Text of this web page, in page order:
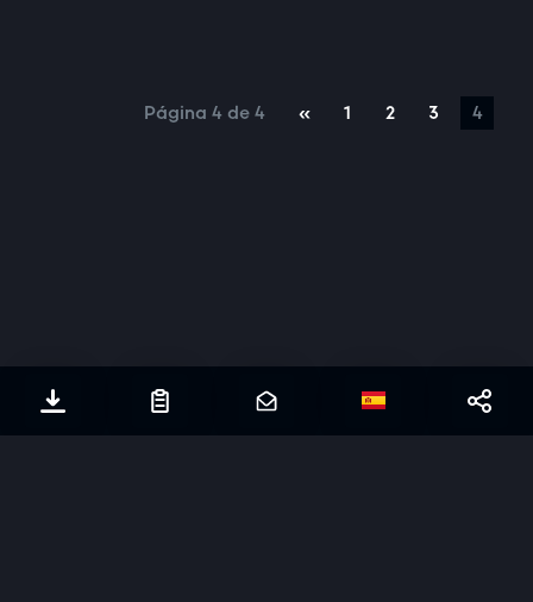
Página 4 de 4 « 1 2 3 4